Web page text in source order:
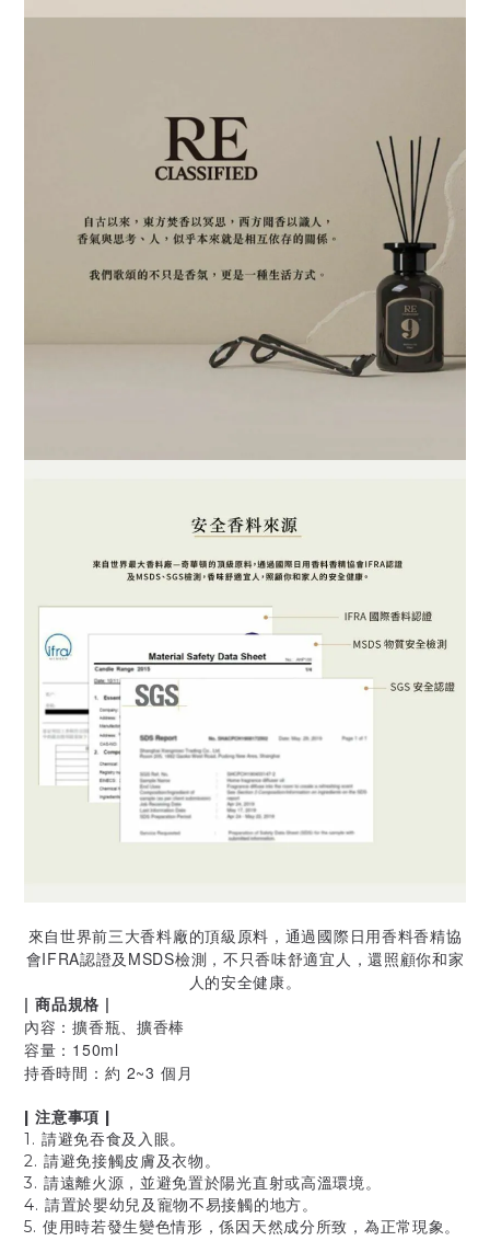
來自世界前三大香料廠的頂級原料，通過國際日用香料香精協
會IFRA認證及MSDS檢測，不只香味舒適宜人，還照顧你和家
人的安全健康。
| 商品規格 |
內容：擴香瓶、擴香棒
容量：150ml
持香時間：約 2~3 個月
| 注意事項 |
1. 請避免吞食及入眼。
2. 請避免接觸皮膚及衣物。
3. 請遠離火源，並避免置於陽光直射或高溫環境。
4. 請置於嬰幼兒及寵物不易接觸的地方。
5. 使用時若發生變色情形，係因天然成分所致，為正常現象。